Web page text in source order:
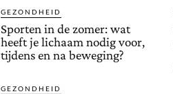
GEZONDHEID
Sporten in de zomer: wat
heeft je lichaam nodig voor,
tijdens en na beweging?
GEZONDHEID